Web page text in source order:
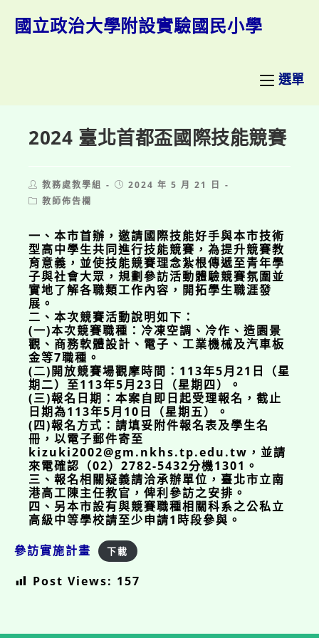
國立政治大學附設實驗國民小學
選單
2024 臺北首都盃國際技能競賽
Post
author:
教務處教學組
Post2024 年 5 月 21 日
Post教師佈告欄
一、本市首辦，邀請國際技能好手與本市技術
型高中學生共同進行技能競賽，為提升競賽教
育意義，並使技能競賽理念紮根傳遞至青年學
子與社會大眾，規劃參訪活動體驗競賽氛圍並
實地了解各職類工作內容，開拓學生職涯發
展。
二、本次競賽活動說明如下：
(一)本次競賽職種：冷凍空調、冷作、造園景
觀、商務軟體設計、電子、工業機械及汽車板
金等7職種。
(二)開放競賽場觀摩時間：113年5月21日（星
期二）至113年5月23日（星期四）。
(三)報名日期：本案自即日起受理報名，截止
日期為113年5月10日（星期五）。
(四)報名方式：請填妥附件報名表及學生名
冊，以電子郵件寄至
kizuki2002@gm.nkhs.tp.edu.tw，並請
來電確認（02）2782-5432分機1301。
三、報名相關疑義請洽承辦單位，臺北市立南
港高工陳主任教官，俾利參訪之安排。
四、另本市設有與競賽職種相關科系之公私立
高級中等學校請至少申請1時段參與。
參訪實施計畫
下載
Post Views: 157